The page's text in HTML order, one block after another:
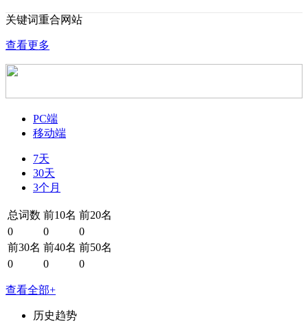
关键词重合网站
查看更多
PC端
移动端
7天
30天
3个月
总词数 前10名 前20名
0
0
0
前30名 前40名 前50名
0
0 0
查看全部+
历史趋势